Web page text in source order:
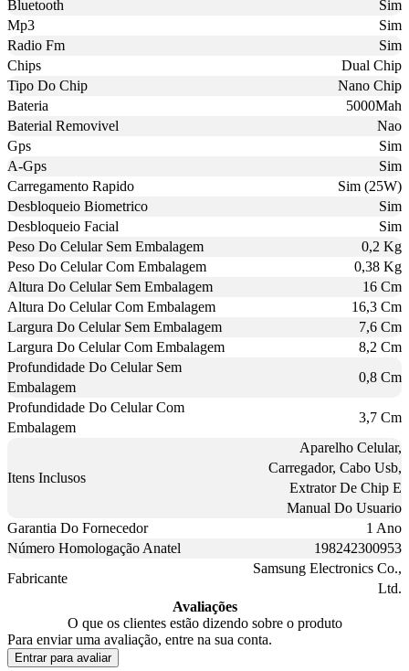
Bluetooth
Sim
Mp3
Sim
Radio Fm
Sim
Chips
Dual Chip
Tipo Do Chip
Nano Chip
Bateria
5000Mah
Baterial Removivel
Nao
Gps
Sim
A-Gps
Sim
Carregamento Rapido
Sim (25W)
Desbloqueio Biometrico
Sim
Desbloqueio Facial
Sim
Peso Do Celular Sem Embalagem
0,2 Kg
Peso Do Celular Com Embalagem
0,38 Kg
Altura Do Celular Sem Embalagem
16 Cm
Altura Do Celular Com Embalagem
16,3 Cm
Largura Do Celular Sem Embalagem
7,6 Cm
Largura Do Celular Com Embalagem
8,2 Cm
Profundidade Do Celular Sem
Embalagem
0,8 Cm
Profundidade Do Celular Com
Embalagem
3,7 Cm
Itens Inclusos
Aparelho Celular,
Carregador, Cabo Usb,
Extrator De Chip E
Manual Do Usuario
Garantia Do Fornecedor
1 Ano
Número Homologação Anatel
198242300953
Fabricante
Samsung Electronics Co.,
Ltd.
Avaliações
O que os clientes estão dizendo sobre o produto
Para enviar uma avaliação, entre na sua conta.
Entrar para avaliar